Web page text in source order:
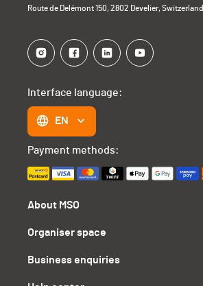
Route de Delémont 150, 2802 Develier, Switzerland
About MSO
Organiser space
Business enquiries
Interface language:
EN
Payment methods: